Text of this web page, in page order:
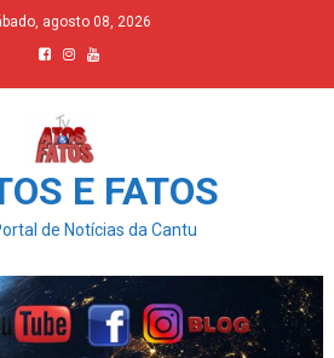
agosto 08, 2026
E FATOS
de Notícias da Cantu